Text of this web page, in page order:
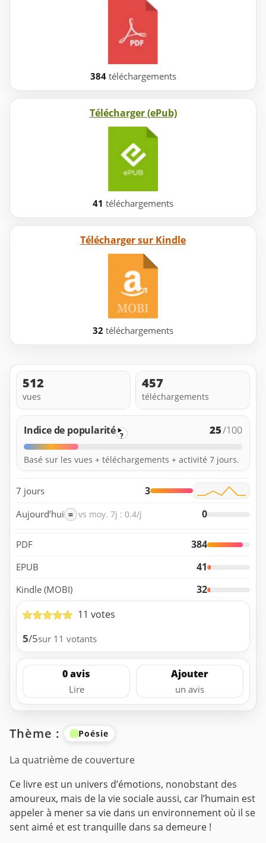
384téléchargements
Télécharger (ePub)
41 téléchargements
Télécharger sur Kindle
32 téléchargements
512
vues
457
téléchargements
Indice de popularité ? 25/100
Basé sur les vues + téléchargements + activité 7 jours.
7 jours 3
Aujourd’hui = vs moy. 7j : 0.4/j 0
PDF 384
EPUB 41
Kindle (MOBI)
32
11 votes
5/5sur 11 votants
0 avis
Lire
Ajouter
un avis
Thème : Poésie
La quatrième de couverture
Ce livre est un univers d’émotions, nonobstant des
amoureux, mais de la vie sociale aussi, car l’humain est
appeler à mener sa vie dans un environnement où il se
sent aimé et est tranquille dans sa demeure !